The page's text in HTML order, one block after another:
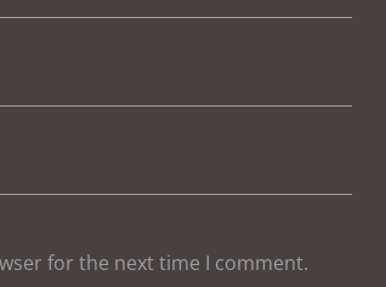
for the next time I comment.